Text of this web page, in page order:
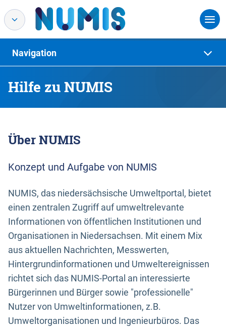
Hilfe zu NUMIS
Navigation
Über NUMIS
Konzept und Aufgabe von NUMIS
NUMIS, das niedersächsische Umweltportal, bietet
einen zentralen Zugriff auf umweltrelevante
Informationen von öffentlichen Institutionen und
Organisationen in Niedersachsen. Mit einem Mix
aus aktuellen Nachrichten, Messwerten,
Hintergrundinformationen und Umweltereignissen
richtet sich das NUMIS-Portal an interessierte
Bürgerinnen und Bürger sowie "professionelle"
Nutzer von Umweltinformationen, z.B.
Umweltorganisationen und Ingenieurbüros. Das